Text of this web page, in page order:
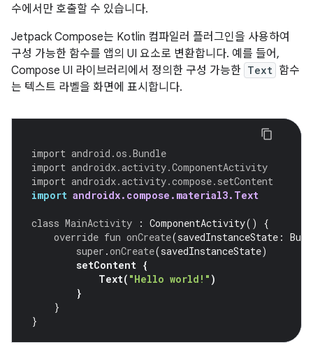
수에서만 호출할 수 있습니다.
Jetpack Compose는 Kotlin 컴파일러 플러그인을 사용하여
구성 가능한 함수를 앱의 UI 요소로 변환합니다. 예를 들어,
Compose UI 라이브러리에서 정의한 구성 가능한 Text 함수
는 텍스트 라벨을 화면에 표시합니다.
import android.os.Bundle
import androidx.activity.ComponentActivity
import androidx.activity.compose.setContent
import androidx.compose.material3.Text
class MainActivity : ComponentActivity()
{
override fun onCreate(savedInstanceState :
super .onCreate(savedInstanceState)
setContent {
Text( "Hello world!" )
}
}
}